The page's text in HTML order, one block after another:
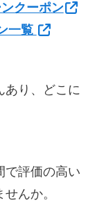
クーポン
一覧
あり、どこに
で評価の高い
んか。